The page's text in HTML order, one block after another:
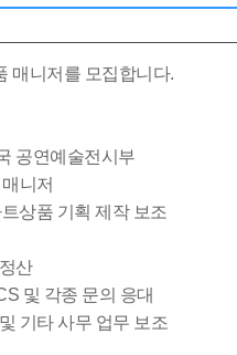
매니저를 모집합니다.
공연예술전시부
니저
상품 기획 제작 보조
산
및 각종 문의 응대
기타 사무 업무 보조